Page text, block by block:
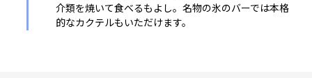
介類を焼いて食べるもよし。名物の氷のバーでは本格
的なカクテルもいただけます。